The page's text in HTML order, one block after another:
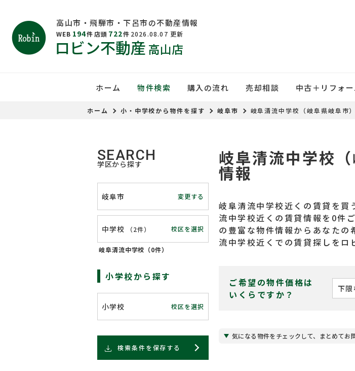
高山市・飛騨市・下呂市の不動産情報
WEB 194件 店頭 722件 2026.08.07 更新
ロビン不動産 高山店
ホーム 物件検索 購入の流れ 売却相談 中古＋リフォー
ホーム 小・中学校から物件を探す 岐阜市 岐阜清流中学校（岐阜県岐阜市
岐阜清流中学校
情報
岐阜清流中学校近くの賃貸を
流中学校近くの賃貸情報を0件
の豊富な物件情報からあなたの
流中学校近くでの賃貸探しをロ
ご希望の物件価格は
いくらですか？
気になる物件をチェックして、まとめてお
SEARCH
学区から探す
岐阜市 変更する
中学校 （2件） 校区を選択
岐阜清流中学校（0件）
小学校から探す
小学校 校区を選択
検索条件を保存する